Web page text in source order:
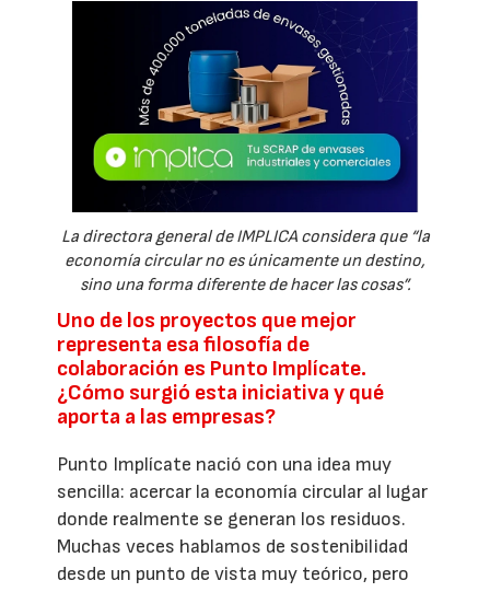
La directora general de IMPLICA considera que “la
economía circular no es únicamente un destino,
sino una forma diferente de hacer las cosas”.
Uno de los proyectos que mejor
representa esa filosofía de
colaboración es Punto Implícate.
¿Cómo surgió esta iniciativa y qué
aporta a las empresas?
Punto Implícate nació con una idea muy
sencilla: acercar la economía circular al lugar
donde realmente se generan los residuos.
Muchas veces hablamos de sostenibilidad
desde un punto de vista muy teórico, pero